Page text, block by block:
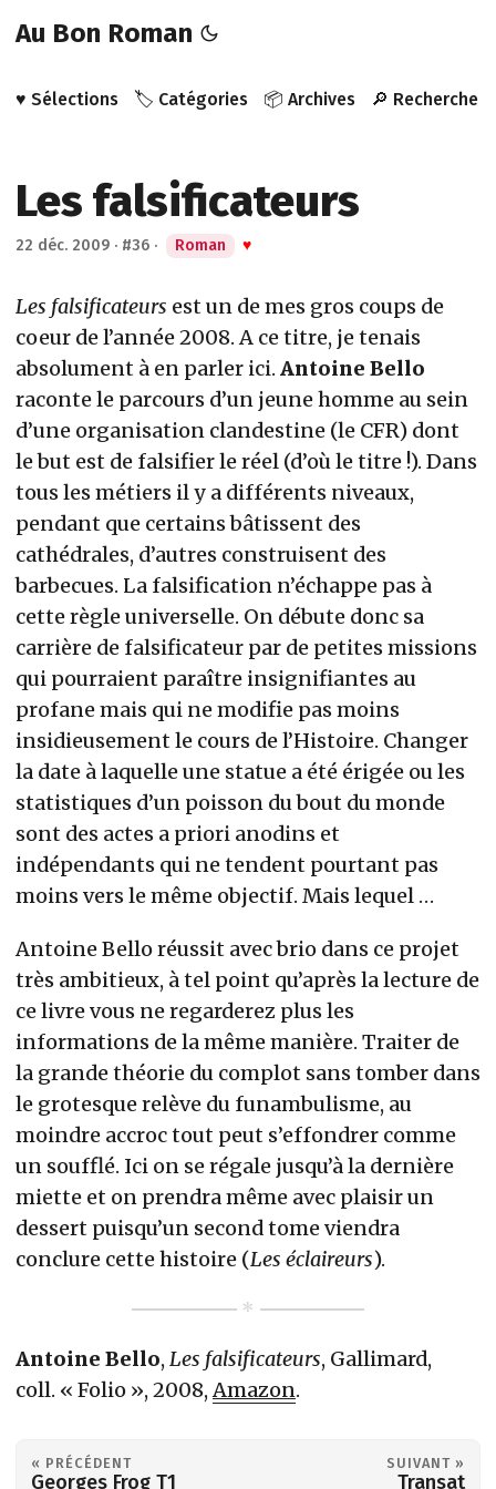
Au Bon Roman
♥️ Sélections 🏷️ Catégories 📦 Archives 🔎 Recherche
Les falsificateurs
22 déc. 2009 · #36 · Roman ♥
Les falsificateurs est un de mes gros coups de
coeur de l’année 2008. A ce titre, je tenais
absolument à en parler ici. Antoine Bello
raconte le parcours d’un jeune homme au sein
d’une organisation clandestine (le CFR) dont
le but est de falsifier le réel (d’où le titre !). Dans
tous les métiers il y a différents niveaux,
pendant que certains bâtissent des
cathédrales, d’autres construisent des
barbecues. La falsification n’échappe pas à
cette règle universelle. On débute donc sa
carrière de falsificateur par de petites missions
qui pourraient paraître insignifiantes au
profane mais qui ne modifie pas moins
insidieusement le cours de l’Histoire. Changer
la date à laquelle une statue a été érigée ou les
statistiques d’un poisson du bout du monde
sont des actes a priori anodins et
indépendants qui ne tendent pourtant pas
moins vers le même objectif. Mais lequel …
Antoine Bello réussit avec brio dans ce projet
très ambitieux, à tel point qu’après la lecture de
ce livre vous ne regarderez plus les
informations de la même manière. Traiter de
la grande théorie du complot sans tomber dans
le grotesque relève du funambulisme, au
moindre accroc tout peut s’effondrer comme
un soufflé. Ici on se régale jusqu’à la dernière
miette et on prendra même avec plaisir un
dessert puisqu’un second tome viendra
conclure cette histoire (Les éclaireurs).
Antoine Bello,Les falsificateurs, Gallimard,
coll. « Folio », 2008,Amazon.
« PRÉCÉDENT
Georges Frog T1
SUIVANT »
Transat